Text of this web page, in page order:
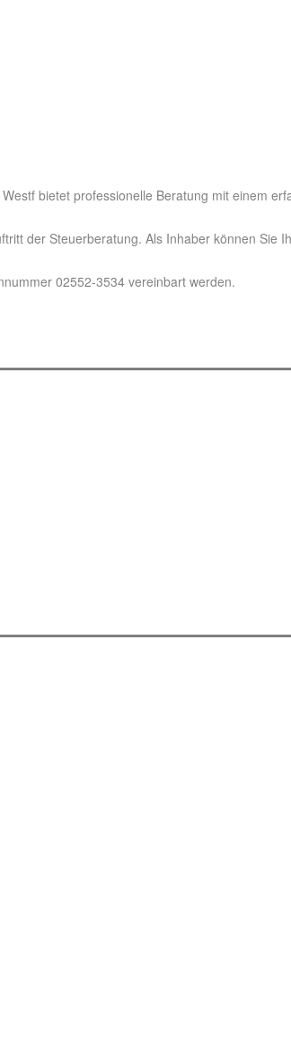
bietet professionelle Beratung mit einem
der Steuerberatung. Als Inhaber können Sie
02552-3534 vereinbart werden.